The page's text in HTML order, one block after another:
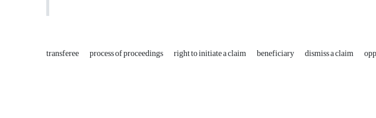
transferee process of proceedings right to initiate a claim beneficiary dismiss a claim